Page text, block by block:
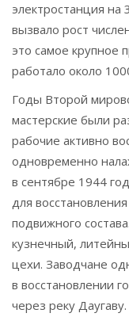
электростанция на
вызвало рост
это самое крупное
работало около
Годы Второй
мастерские были
рабочие активно
одновременно
в сентябре 1944
для
подвижного
кузнечный,
цехи. Заводчане
в восстановлении
через реку